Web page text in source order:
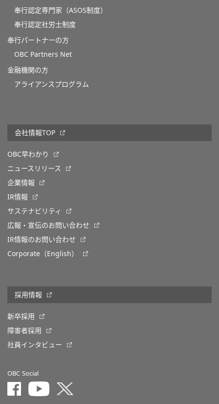
奉行認定専門家（ASOS制度）
奉行認定社労士制度
奉行パートナーの方
OBC Partners Net
金融機関の方
アライアンスプログラム
会社情報TOP
OBC早わかり
ニュースリリース
企業情報
IR情報
サステナビリティ
広報・宣伝のお問い合わせ
IR情報のお問い合わせ
Corporate（English）
採用情報
新卒採用
障害者採用
社員インタビュー
OBC Social